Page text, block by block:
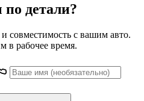
детали?
совместимость с вашим авто.
в рабочее время.